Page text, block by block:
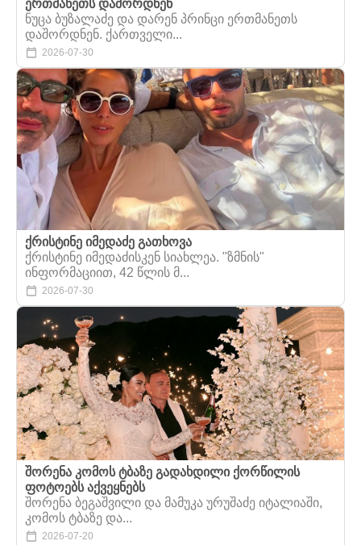
ერთმანეთს დაშორდნენ
ნუცა ბუზალაძე და დარენ პრინცი ერთმანეთს
დაშორდნენ. ქართველი...
2026-07-30
ქრისტინე იმედაძე გათხოვა
ქრისტინე იმედაძისკენ სიახლეა. "ზმნის"
ინფორმაციით, 42 წლის მ...
2026-07-30
შორენა კომოს ტბაზე გადახდილი ქორწილის
ფოტოებს აქვეყნებს
შორენა ბეგაშვილი და მამუკა ურუშაძე იტალიაში,
კომოს ტბაზე და...
2026-07-20